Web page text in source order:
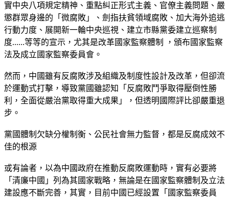
實中央八項規定精神、重點糾正形式主義、官僚主義問題、嚴
懲群眾身邊的「微腐敗」、劍指扶貧領域腐敗、加大海外追逃
行動力度、展開新一輪中央巡視、建立市縣黨委建立巡察制
度......等等的宣示，尤其是改革國家監察體制 ，頒布國家監察
法及成立國家監察委員會。
然而，中國雖有反腐敗涉及組織及制度性設計及改革，但卻流
於運動式打擊，導致黨國雖認知「反腐敗鬥爭取得壓倒性勝
利，全面從嚴治黨取得重大成果」，但透明國際評比卻嚴重退
步。
黨國體制欠缺分權制衡、公民社會無力監督，都是反腐成效不
佳的根源
或有論者，以為中國政府在推動反腐敗運動時，實有必要將
「清廉中國」列為其國家戰略，無論是在國家監察體制及立法
建設應不斷完善，其實，目前中國已經設置「國家監察委員